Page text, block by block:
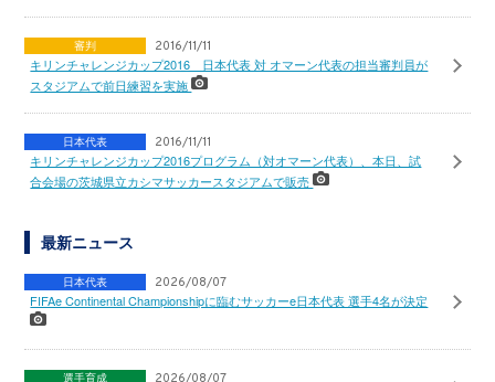
審判 2016/11/11
キリンチャレンジカップ2016 日本代表 対 オマーン代表の担当審判員が
スタジアムで前日練習を実施
日本代表 2016/11/11
キリンチャレンジカップ2016プログラム（対オマーン代表）、本日、試
合会場の茨城県立カシマサッカースタジアムで販売
最新ニュース
日本代表 2026/08/07
FIFAe Continental Championshipに臨むサッカーe日本代表 選手4名が決定
選手育成